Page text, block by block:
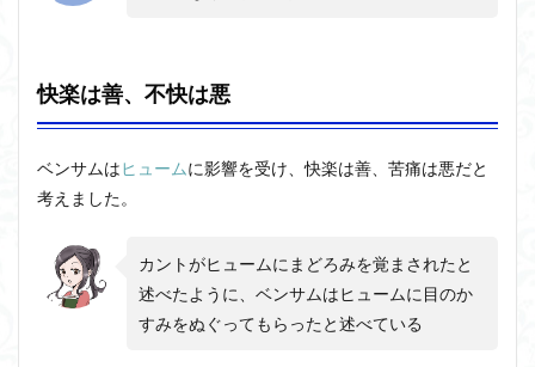
会へ
の影
響
2.1
大多
最大
幸
福」
とい
快楽は善、不快は悪
ベンサムはヒュームに影響を受け、快楽は善、苦痛は悪だと
考えました。
カントがヒュームにまどろみを覚まされたと
述べたように、ベンサムはヒュームに目のか
すみをぬぐってもらったと述べている